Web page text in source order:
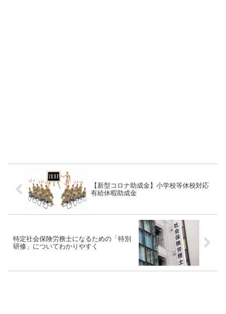
【新型コロナ助成金】小学校等休校対応
有給休暇助成金
特定社会保険労務士になるための「特別
研修」についてわかりやすく